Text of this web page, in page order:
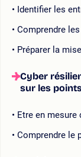
Identifier les
Comprendre
Préparer la
Cyber
sur les
Etre en mesure
Comprendre le